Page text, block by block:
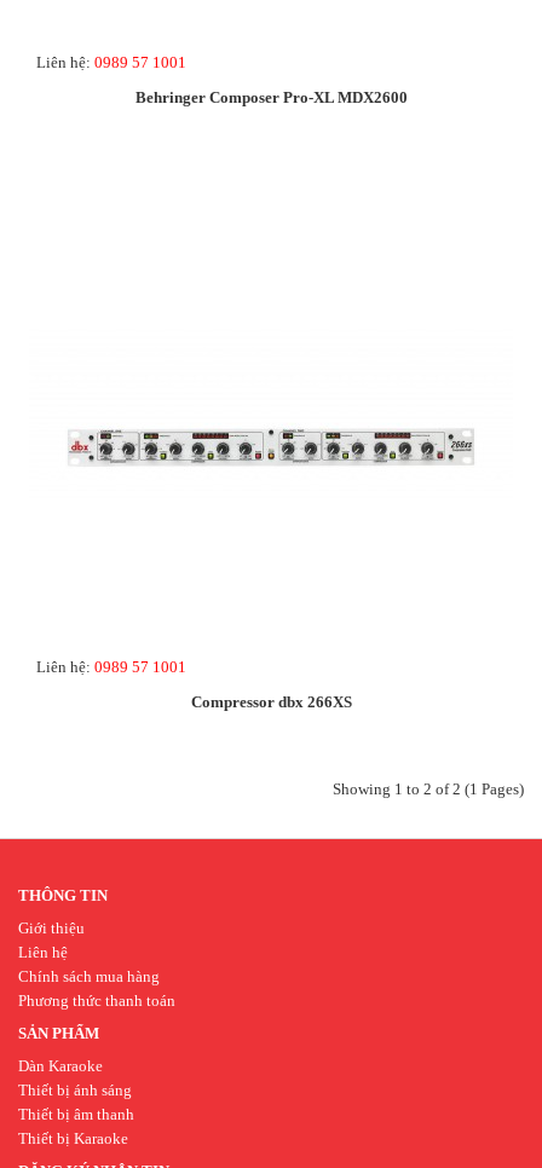
Liên hệ: 0989 57 1001
Behringer Composer Pro-XL MDX2600
Liên hệ: 0989 57 1001
Compressor dbx 266XS
Showing 1 to 2 of 2 (1 Pages)
THÔNG TIN
Giới thiệu
Liên hệ
Chính sách mua hàng
Phương thức thanh toán
SẢN PHẨM
Dàn Karaoke
Thiết bị ánh sáng
Thiết bị âm thanh
Thiết bị Karaoke